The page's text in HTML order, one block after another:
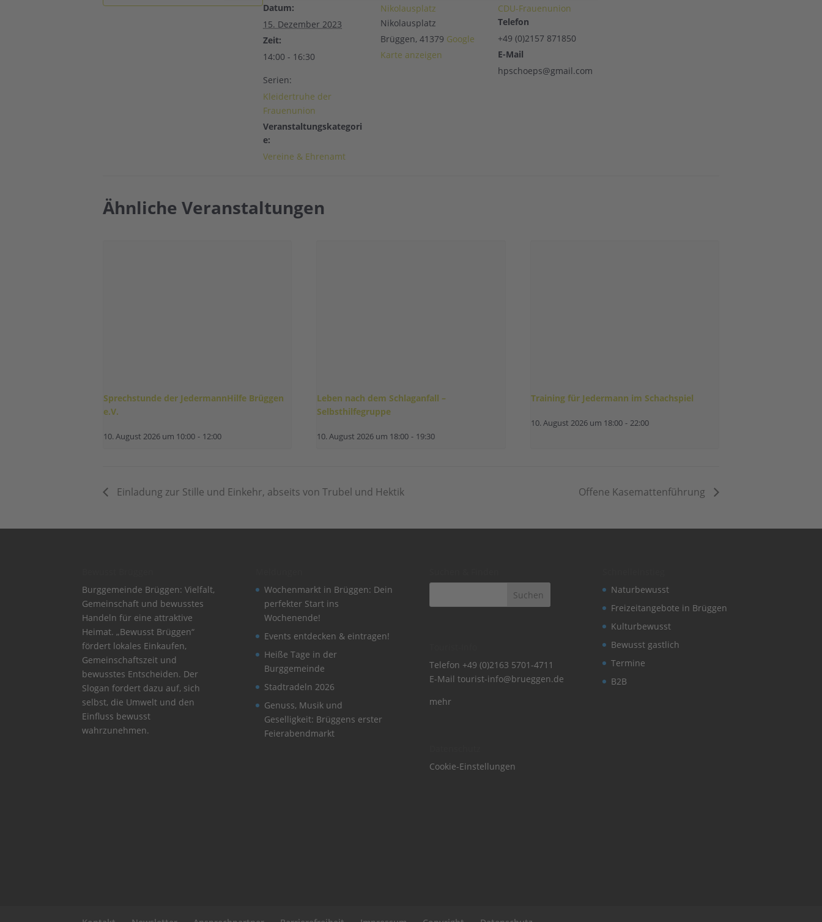
Datum:
15. Dezember 2023
Zeit:
14:00 - 16:30
Serien:
Kleidertruhe der
Frauenunion
Veranstaltungskategori
e:
Vereine & Ehrenamt
Nikolausplatz
Nikolausplatz
Brüggen, 41379 Google
Karte anzeigen
CDU-Frauenunion
Telefon
+49 (0)2157 871850
E-Mail
hpschoeps@gmail.com
Ähnliche Veranstaltungen
Sprechstunde der JedermannHilfe Brüggen
e.V.
10. August 2026 um 10:00 - 12:00
Leben nach dem Schlaganfall –
Selbsthilfegruppe
10. August 2026 um 18:00 - 19:30
Training für Jedermann im Schachspiel
10. August 2026 um 18:00 - 22:00
Einladung zur Stille und Einkehr, abseits von Trubel und Hektik Offene Kasemattenführung
Burggemeinde Brüggen: Vielfalt,
Gemeinschaft und bewusstes
Handeln für eine attraktive
Heimat. „Bewusst Brüggen“
fördert lokales Einkaufen,
Gemeinschaftszeit und
bewusstes Entscheiden. Der
Slogan fordert dazu auf, sich
selbst, die Umwelt und den
Einfluss bewusst
wahrzunehmen.
Wochenmarkt in Brüggen: Dein
perfekter Start ins
Wochenende!
Events entdecken & eintragen!
Heiße Tage in der
Burggemeinde
Stadtradeln 2026
Genuss, Musik und
Geselligkeit: Brüggens erster
Feierabendmarkt
Telefon +49 (0)2163 5701-4711
E-Mail tourist-info@brueggen.de
mehr
Cookie-Einstellungen
Naturbewusst
Freizeitangebote in Brüggen
Kulturbewusst
Bewusst gastlich
Termine
B2B